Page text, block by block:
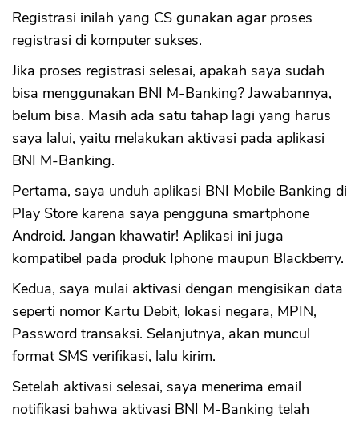
Registrasi inilah yang CS gunakan agar proses
registrasi di komputer sukses.
Jika proses registrasi selesai, apakah saya sudah
bisa menggunakan BNI M-Banking? Jawabannya,
belum bisa. Masih ada satu tahap lagi yang harus
saya lalui, yaitu melakukan aktivasi pada aplikasi
BNI M-Banking.
Pertama, saya unduh aplikasi BNI Mobile Banking di
Play Store karena saya pengguna smartphone
Android. Jangan khawatir! Aplikasi ini juga
kompatibel pada produk Iphone maupun Blackberry.
Kedua, saya mulai aktivasi dengan mengisikan data
seperti nomor Kartu Debit, lokasi negara, MPIN,
Password transaksi. Selanjutnya, akan muncul
format SMS verifikasi, lalu kirim.
Setelah aktivasi selesai, saya menerima email
notifikasi bahwa aktivasi BNI M-Banking telah